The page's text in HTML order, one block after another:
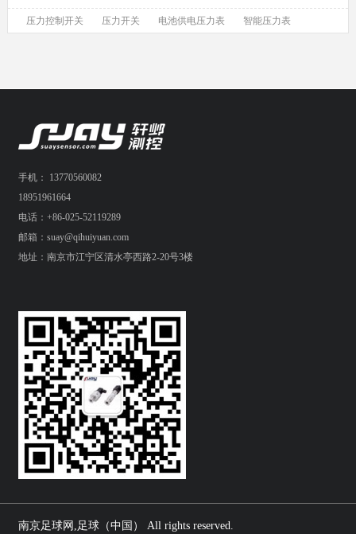
压力控制开关 压力开关 电池供电压力表 智能压力表
手机： 13770560082
18951961664
电话：+86-025-52119289
邮箱：suay@qihuiyuan.com
地址：南京市江宁区清水亭西路2-20号3楼
南京足球网,足球（中国） All rights reserved.